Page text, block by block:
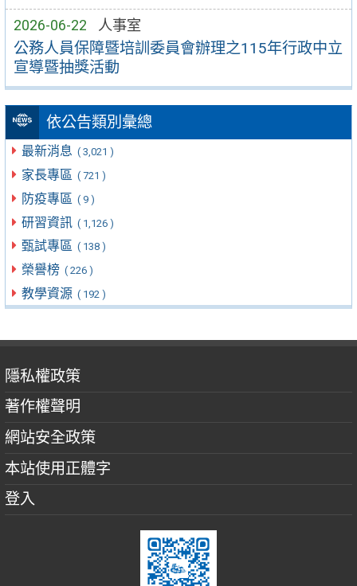
2026-06-22 人事室
公務人員保障暨培訓委員會辦理之115年行政中立
宣導暨抽獎活動
依公告類別彙總
最新消息 ( 3,021 )
家長專區 ( 721 )
防疫專區 ( 9 )
研習資訊 ( 1,126 )
甄試專區 ( 138 )
榮譽榜 ( 226 )
教學資源 ( 192 )
隱私權政策
著作權聲明
網站安全政策
本站使用正體字
登入